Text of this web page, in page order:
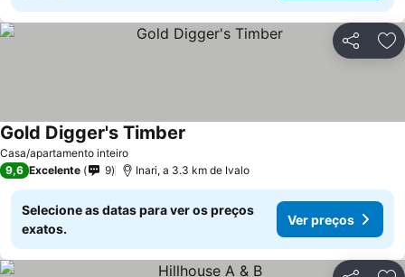
Partilhar
Casa/apartamento inteiro
Gold Digger's Timber
9,6 Excelente 9 Inari, a 3.3 km de Ivalo
Selecione as datas para ver os preços
exatos.
Ver preços